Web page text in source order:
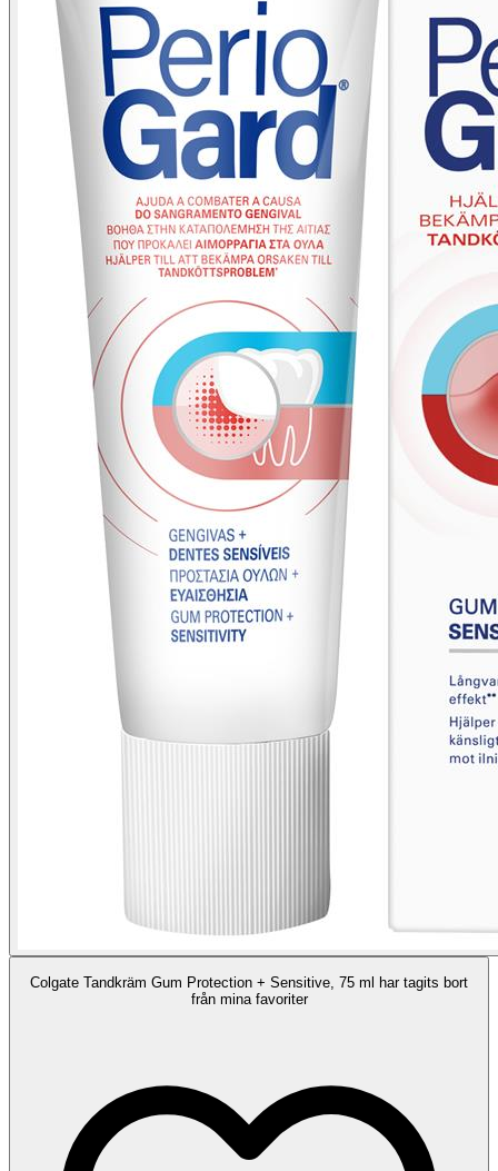
Colgate Tandkräm Gum Protection + Sensitive, 75 ml har tagits bort
från mina favoriter